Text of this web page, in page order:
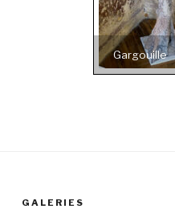
Gargouille
GALERIES